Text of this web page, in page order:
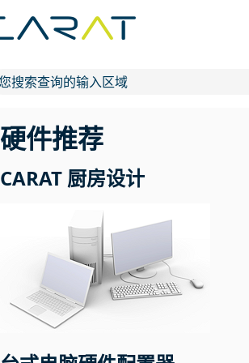
硬件推荐
CARAT 厨房设计